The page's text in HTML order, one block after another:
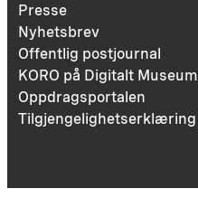
Presse
Nyhetsbrev
Offentlig postjournal
KORO på Digitalt Museum
Oppdragsportalen
Tilgjengelighetserklæring